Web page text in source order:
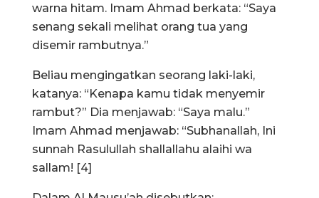
warna hitam. Imam Ahmad berkata: “Saya
senang sekali melihat orang tua yang
disemir rambutnya.”
Beliau mengingatkan seorang laki-laki,
katanya: “Kenapa kamu tidak menyemir
rambut?” Dia menjawab: “Saya malu.”
Imam Ahmad menjawab: “Subhanallah, Ini
sunnah Rasulullah shallallahu alaihi wa
sallam! [4]